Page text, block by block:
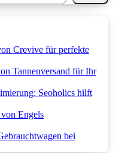
Crevive für perfekte
Tannenversand für Ihr
Seoholics hilft
Engels
bei